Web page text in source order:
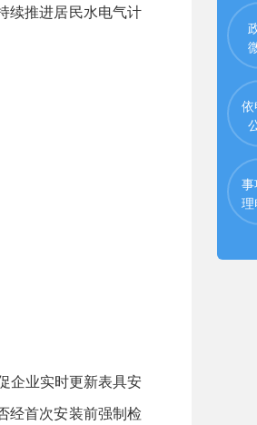
续推进居民水电气计
企业实时更新表具安
经首次安装前强制检